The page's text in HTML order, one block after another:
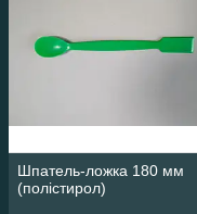
Шпатель-ложка 180 мм
(полістирол)